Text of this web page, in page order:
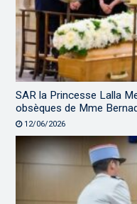
SAR la Princesse Lalla
obsèques de Mme
12/06/2026